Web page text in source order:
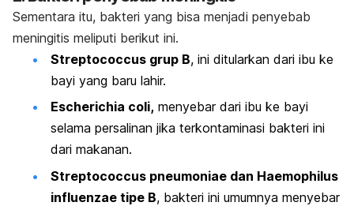
Sementara itu, bakteri yang bisa menjadi penyebab
meningitis meliputi berikut ini.
Streptococcus grup B, ini ditularkan dari ibu ke
bayi yang baru lahir.
Escherichia coli, menyebar dari ibu ke bayi
selama persalinan jika terkontaminasi bakteri ini
dari makanan.
Streptococcus pneumoniae dan Haemophilus
influenzae tipe B, bakteri ini umumnya menyebar